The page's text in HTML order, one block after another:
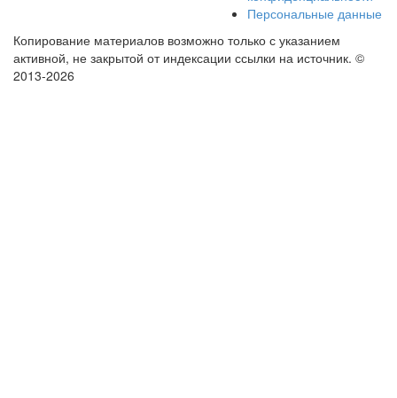
Персональные данные
Копирование материалов возможно только с указанием
активной, не закрытой от индексации ссылки на источник. ©
2013-2026